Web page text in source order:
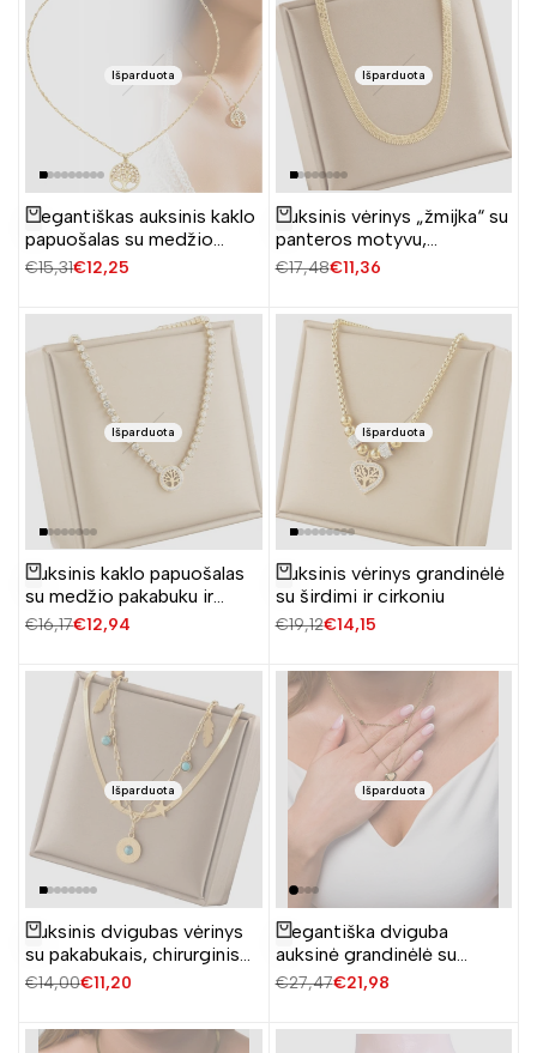
Išparduota
Žiūrėti produktą
Elegantiškas auksinis kaklo
papuošalas su medžio
pakabuku
Įprasta
€15,31Pardavimo
€12,25
Išparduota
Žiūrėti produktą
Auksinis vėrinys „žmijka“ su
panteros motyvu,
chirurginis plienas
Įprasta
€17,48Pardavimo
€11,36
Išparduota
Žiūrėti produktą
Auksinis kaklo papuošalas
su medžio pakabuku ir
cirkoniais
Įprasta
€16,17Pardavimo
€12,94
Išparduota
Žiūrėti produktą
Auksinis vėrinys grandinėlė
su širdimi ir cirkoniu
Įprasta
€19,12Pardavimo
€14,15
Išparduota
Žiūrėti produktą
Auksinis dvigubas vėrinys
su pakabukais, chirurginis
plienas
Įprasta
€14,00Pardavimo
€11,20
Išparduota
Žiūrėti produktą
Elegantiška dviguba
auksinė grandinėlė su
širdelėmis, chirurginis
Įprasta
€27,47Pardavimo
€21,98